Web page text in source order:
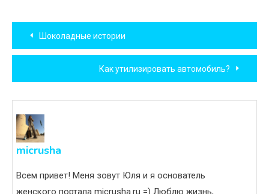
Навигация
по
записям
Шоколадные истории
Как утилизировать автомобиль?
micrusha
Всем привет! Меня зовут Юля и я основатель
женского портала micrusha.ru =) Люблю жизнь,